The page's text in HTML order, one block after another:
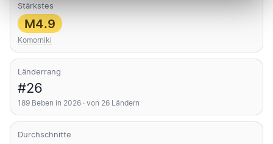
Stärkstes
M4.9
Komorniki
Länderrang
#26
189 Beben in 2026 · von 26 Ländern
Durchschnitte